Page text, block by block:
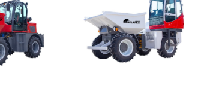
Capacidad del cubo
2.5 M³
Potencia del motor
76 KW